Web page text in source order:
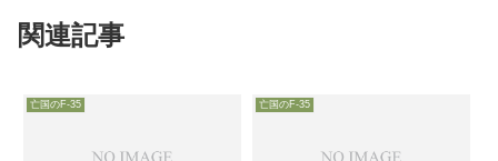
関連記事
亡国のF-35 亡国のF-35